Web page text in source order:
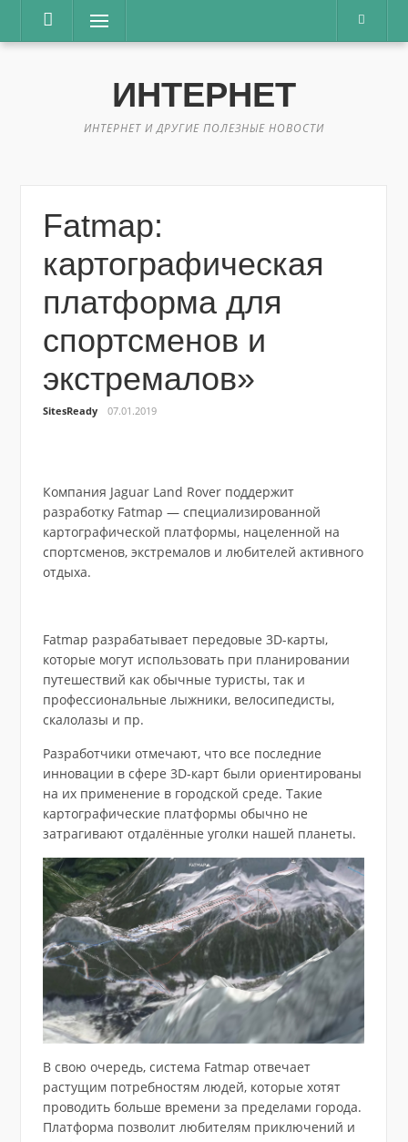
Перейти
содержимому
Меню
ИНТЕРНЕТ
ИНТЕРНЕТ И ДРУГИЕ ПОЛЕЗНЫЕ НОВОСТИ
Fatmap:
картографическая
платформа для
спортсменов и
экстремалов»
SitesReady 07.01.2019
Компания Jaguar Land Rover поддержит
разработку Fatmap — специализированной
картографической платформы, нацеленной на
спортсменов, экстремалов и любителей активного
отдыха.
Fatmap разрабатывает передовые 3D-карты,
которые могут использовать при планировании
путешествий как обычные туристы, так и
профессиональные лыжники, велосипедисты,
скалолазы и пр.
Разработчики отмечают, что все последние
инновации в сфере 3D-карт были ориентированы
на их применение в городской среде. Такие
картографические платформы обычно не
затрагивают отдалённые уголки нашей планеты.
В свою очередь, система Fatmap отвечает
растущим потребностям людей, которые хотят
проводить больше времени за пределами города.
Платформа позволит любителям приключений и